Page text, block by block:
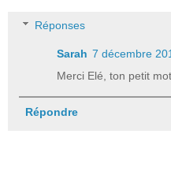
Réponses
Sarah 7 décembre
Merci Elé, ton petit
Répondre